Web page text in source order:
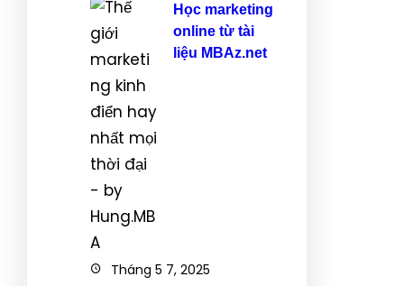
Học marketing
online từ tài
liệu MBAz.net
Tháng 5 7, 2025